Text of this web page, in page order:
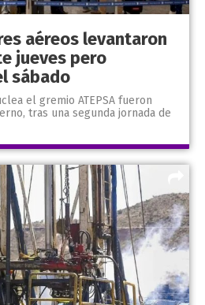
aéreos levantaron
jueves pero
sábado
el gremio ATEPSA fueron
tras una segunda jornada de